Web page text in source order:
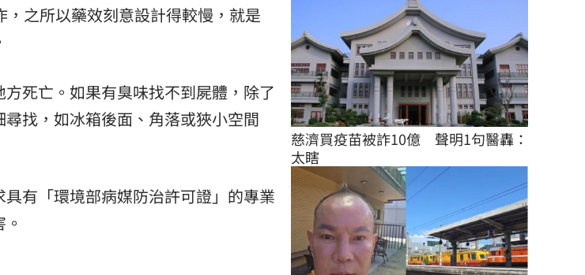
之所以藥效刻意設計得較慢，就是
死亡。如果有臭味找不到屍體，除了
找，如冰箱後面、角落或狹小空間
有「環境部病媒防治許可證」的專業
慈濟買疫苗被詐10億　聲明1句醫轟：
太瞎